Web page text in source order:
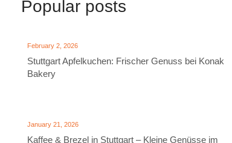
Popular posts
February 2, 2026
Stuttgart Apfelkuchen: Frischer Genuss bei Konak
Bakery
January 21, 2026
Kaffee & Brezel in Stuttgart – Kleine Genüsse im